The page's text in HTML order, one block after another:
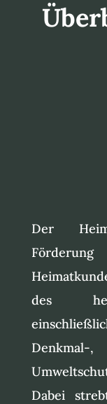
Der
des
Denkmal-
Dabei